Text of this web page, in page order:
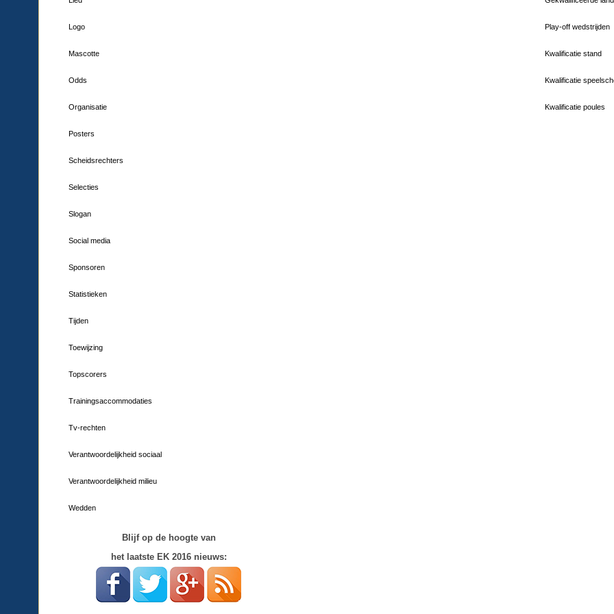
Logo
Mascotte
Odds
Organisatie
Posters
Scheidsrechters
Selecties
Slogan
Social media
Sponsoren
Statistieken
Tijden
Toewijzing
Topscorers
Trainingsaccommodaties
Tv-rechten
Verantwoordelijkheid sociaal
Verantwoordelijkheid milieu
Wedden
Play-off wedstrijden
Kwalificatie stand
Kwalificatie
Kwalificatie poules
Blijf op de hoogte van
het laatste EK 2016 nieuws: